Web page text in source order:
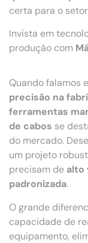
certa para o
Invista em
produção com
Quando falamos
precisão na
ferramentas
de cabos se
do mercado.
um projeto
precisam de alto
padronizada.
O grande
capacidade de
equipamento,